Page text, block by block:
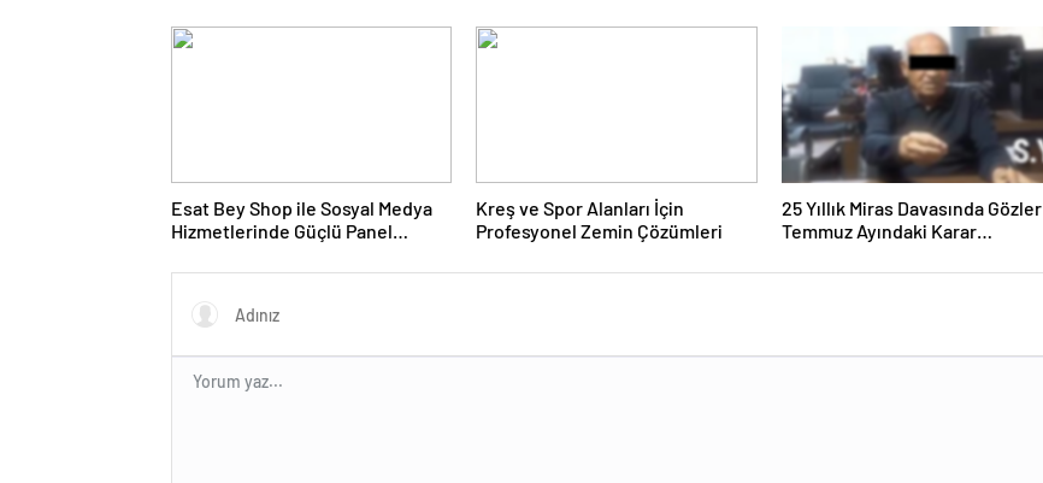
Esat Bey Shop ile Sosyal Medya
Hizmetlerinde Güçlü Panel
Kreş ve Spor Alanları İçin
Profesyonel Zemin Çözümleri
25 Yıllık Miras Davasında Gözler
Temmuz Ayındaki Karar